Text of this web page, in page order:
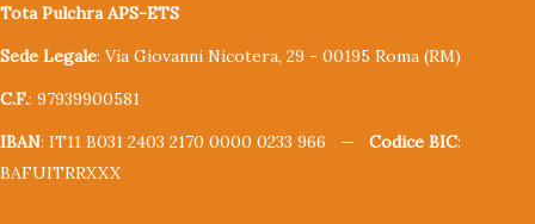
Tota Pulchra APS-ETS
Sede Legale: Via Giovanni Nicotera, 29 - 00195 Roma (RM)
C.F.: 97939900581
IBAN: IT11 B031 2403 2170 0000 0233 966 — Codice BIC:
BAFUITRRXXX